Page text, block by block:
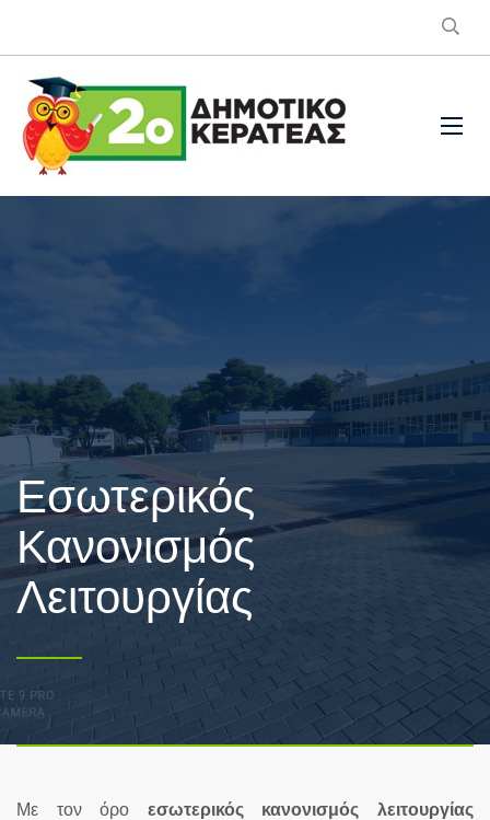
Εσωτερικός
Κανονισμός
Λειτουργίας
Με τον όρο εσωτερικός κανονισμός λειτουργίας